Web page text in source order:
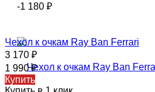
-1 180 ₽
Чехол к очкам Ray Ban Ferrari
3 170 ₽
1 990₽
Купить